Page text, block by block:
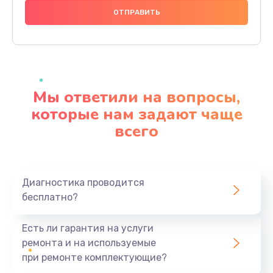
1000 руб.
Заказать
Профилактическая чистка
Заказать
Мы ответили на вопросы,
которые нам задают чаще
всего
Диагностика проводится
бесплатно?
Есть ли гарантия на услуги
ремонта и на используемые
при ремонте комплектующие?